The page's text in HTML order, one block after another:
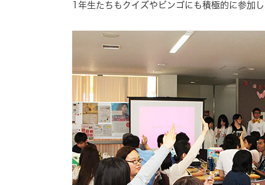
1年生たちもクイズやビンゴにも積極的に参加